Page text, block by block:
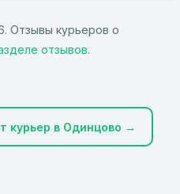
Отзывы курьеров о
отзывов.
курьер в Одинцово →